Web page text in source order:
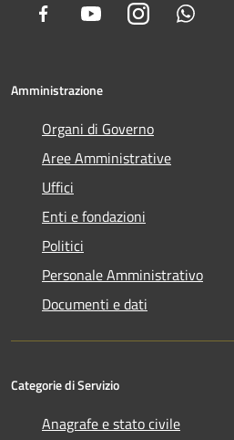
Facebook YoutubeInstagram
Amministrazione
Organi di Governo
Aree Amministrative
Uffici
Enti e fondazioni
Politici
Personale Amministrativo
Documenti e dati
Categorie di Servizio
Anagrafe e stato civile